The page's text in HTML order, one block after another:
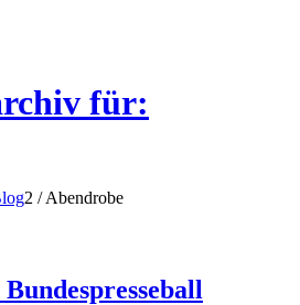
für:
2 / Abendrobe